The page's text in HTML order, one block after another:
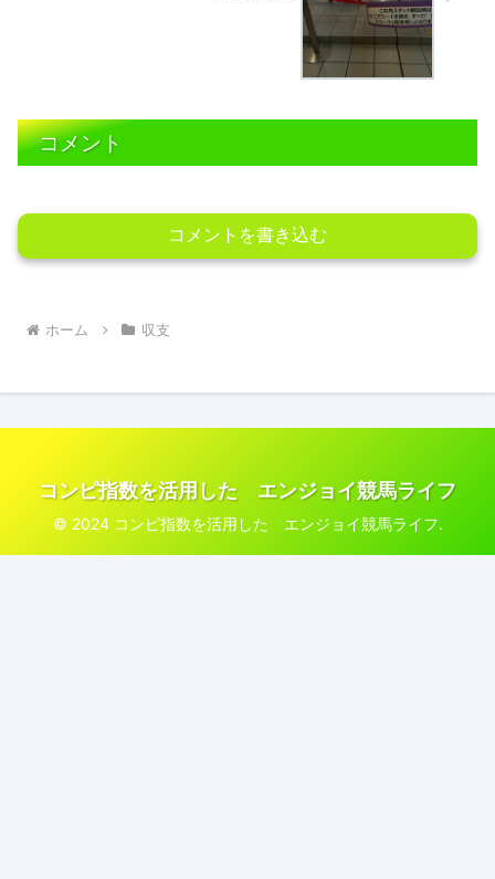
コメント
コメントを書き込む
ホーム 収支
コンピ指数を活用した エンジョイ競馬ライフ
© 2024 コンピ指数を活用した エンジョイ競馬ライフ.